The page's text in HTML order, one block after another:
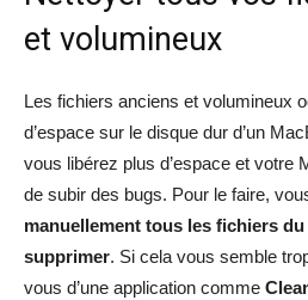
et volumineux
Les fichiers anciens et volumineux
d’espace sur le disque dur d’un
vous libérez plus d’espace et votre
de subir des bugs. Pour le faire,
manuellement tous les fichiers
supprimer. Si cela vous semble
vous d’une application comme